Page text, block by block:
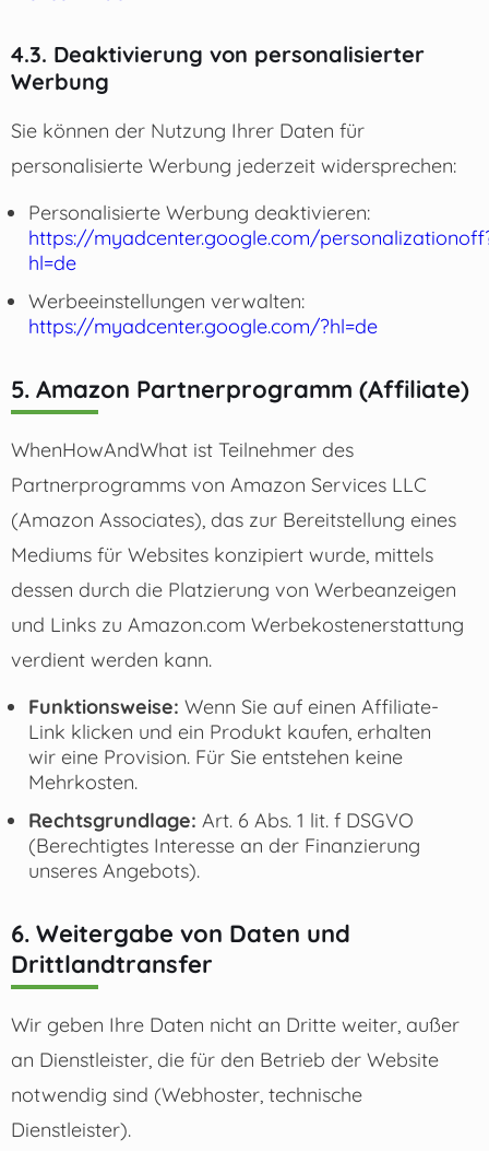
4.3. Deaktivierung von personalisierter
Werbung
Sie können der Nutzung Ihrer Daten für
personalisierte Werbung jederzeit widersprechen:
Personalisierte Werbung deaktivieren:
https://myadcenter.google.com/
hl=de
Werbeeinstellungen verwalten:
https://myadcenter.google.com/?hl=de
5. Amazon Partnerprogramm (Affiliate)
WhenHowAndWhat ist Teilnehmer des
Partnerprogramms von Amazon Services LLC
(Amazon Associates), das zur Bereitstellung eines
Mediums für Websites konzipiert wurde, mittels
dessen durch die Platzierung von Werbeanzeigen
und Links zu Amazon.com Werbekostenerstattung
verdient werden kann.
Funktionsweise: Wenn Sie auf einen Affiliate-
Link klicken und ein Produkt kaufen, erhalten
wir eine Provision. Für Sie entstehen keine
Mehrkosten.
Rechtsgrundlage: Art. 6 Abs. 1 lit. f DSGVO
(Berechtigtes Interesse an der Finanzierung
unseres Angebots).
6. Weitergabe von Daten und
Drittlandtransfer
Wir geben Ihre Daten nicht an Dritte weiter, außer
an Dienstleister, die für den Betrieb der Website
notwendig sind (Webhoster, technische
Dienstleister).